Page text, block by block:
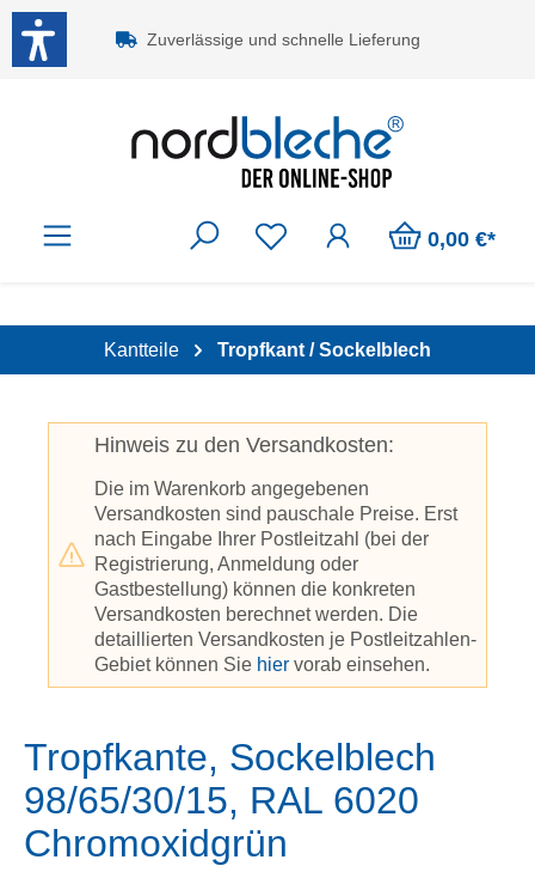
Zum Hauptinhalt springen
Zuverlässige und schnelle Lieferung
0,00 €*
Kantteile Tropfkant / Sockelblech
Hinweis zu den Versandkosten:
Die im Warenkorb angegebenen
Versandkosten sind pauschale Preise. Erst
nach Eingabe Ihrer Postleitzahl (bei der
Registrierung, Anmeldung oder
Gastbestellung) können die konkreten
Versandkosten berechnet werden. Die
detaillierten Versandkosten je Postleitzahlen-
Gebiet können Sie hier vorab einsehen.
Tropfkante, Sockelblech
98/65/30/15, RAL 6020
Chromoxidgrün